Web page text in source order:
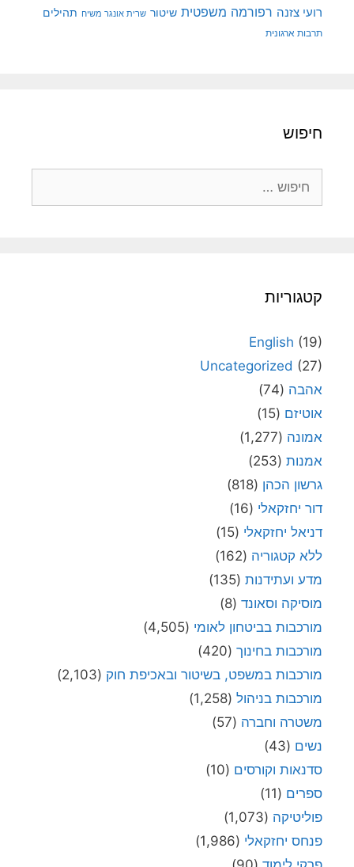
רועי צזנה רפורמה משפטית שיטור שרית אונגר משיח תהילים
תרבות ארגונית
חיפוש
קטגוריות
English (19)
Uncategorized (27)
אהבה (74)
אוטיזם (15)
אמונה (1,277)
אמנות (253)
גרשון הכהן (818)
דור יחזקאלי (16)
דניאל יחזקאלי (15)
ללא קטגוריה (162)
מדע ועתידנות (135)
מוסיקה וסאונד (8)
מורכבות בביטחון לאומי (4,505)
מורכבות בחינוך (420)
מורכבות במשפט, בשיטור ובאכיפת חוק (2,103)
מורכבות בניהול (1,258)
משטרה וחברה (57)
נשים (43)
סדנאות וקורסים (10)
ספרים (11)
פוליטיקה (1,073)
פנחס יחזקאלי (1,986)